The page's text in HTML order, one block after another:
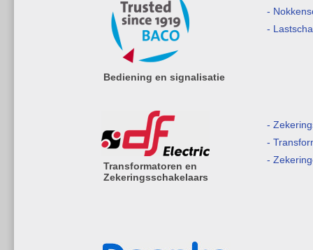
Bediening en signalisatie
-
-
Transformatoren en
Zekeringsschakelaars
-
-
-